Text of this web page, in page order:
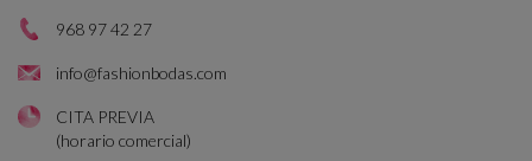
968 97 42 27
info@fashionbodas.com
CITA PREVIA
(horario comercial)